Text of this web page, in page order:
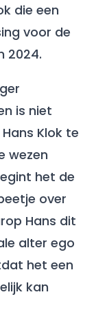
die een
voor de
2024.
is niet
Klok te
wezen
het de
over
Hans dit
alter ego
het een
kan